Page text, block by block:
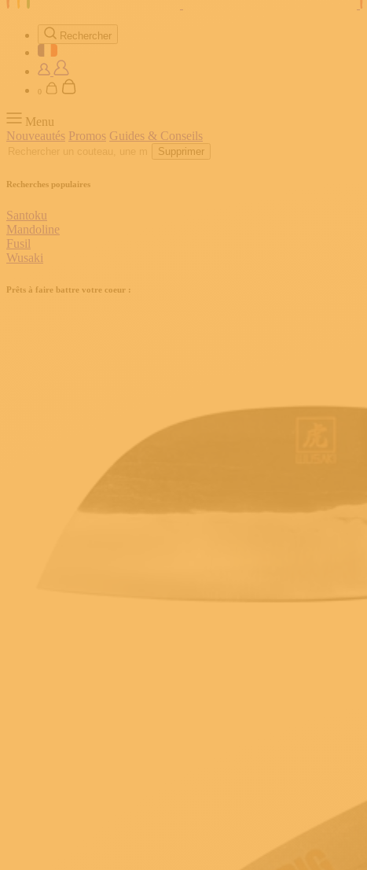
Rechercher
0
Menu
Nouveautés Promos Guides & Conseils
Supprimer
Recherches populaires
Santoku
Mandoline
Fusil
Wusaki
Prêts à faire battre votre coeur :